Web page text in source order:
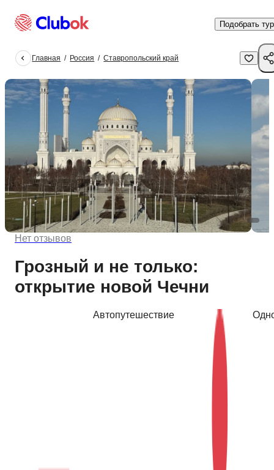
Подобрать тур
Главная / Россия /Ставропольский край
Нет отзывов
Купить тур
Грозный и не только:
открытие новой Чечни
Автопутешествие